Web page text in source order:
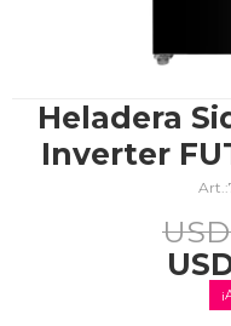
Heladera
Inverter
USD